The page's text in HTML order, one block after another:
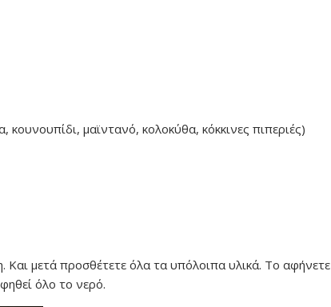
μαϊντανό, κολοκύθα, κόκκινες πιπεριές)
Και μετά προσθέτετε όλα τα υπόλοιπα υλικά. Το αφήνετε
όλο το νερό.